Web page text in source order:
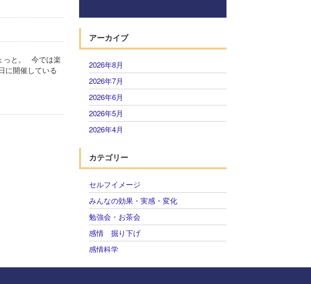
っと。 今では楽
に開催している
アーカイブ
2026年8月
2026年7月
2026年6月
2026年5月
2026年4月
2026年2月
2025年12月
2025年11月
2025年10月
2025年9月
カテゴリー
セルフイメージ
みんなの効果・実感・変化
勉強会・お茶会
感情 掘り下げ
感情科学
自己肯定感 感情のコントロール